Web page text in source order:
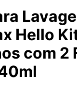
Hello
com 2